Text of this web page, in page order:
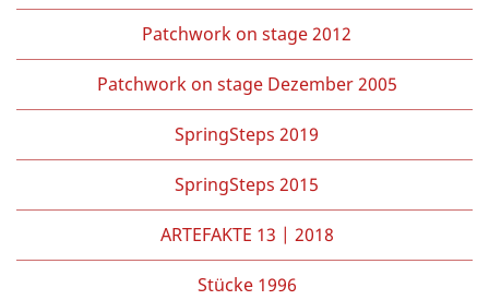
Patchwork on stage 2012
Patchwork on stage Dezember 2005
SpringSteps 2019
SpringSteps 2015
ARTEFAKTE 13 | 2018
Stücke 1996